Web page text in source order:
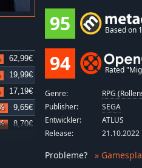
62,99€
19,99€
17,19€
9,65€
8,70€
95
Based on
94 Rated
Genre:
RPG
Publisher:
SEGA
Entwickler:
ATLUS
Release:
21.10.2022
Probleme? »